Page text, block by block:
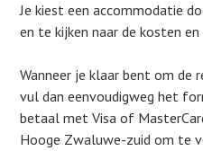
Je kiest een accommodatie
en te kijken naar de kosten
Wanneer je klaar bent om de
vul dan eenvoudigweg het
betaal met Visa of
Hooge Zwaluwe-zuid om te